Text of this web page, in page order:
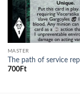
MASTER
The path of service
700Ft